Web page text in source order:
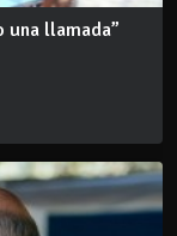
llamada”